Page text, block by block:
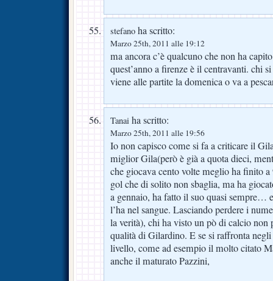
stefano ha scritto:
Marzo 25th, 2011 alle 19:12
ma ancora c’è qualcuno che non ha
quest’anno a firenze è il centravanti. chi
viene alle partite la domenica o va a
Tanai ha scritto:
Marzo 25th, 2011 alle 19:56
Io non capisco come si fa a criticare il
miglior Gila(però è già a quota dieci,
che giocava cento volte meglio ha finito
gol che di solito non sbaglia, ma ha
a gennaio, ha fatto il suo quasi sempre…
l’ha nel sangue. Lasciando perdere i
la verità), chi ha visto un pò di calcio non
qualità di Gilardino. E se si raffronta
livello, come ad esempio il molto citato
anche il maturato Pazzini,